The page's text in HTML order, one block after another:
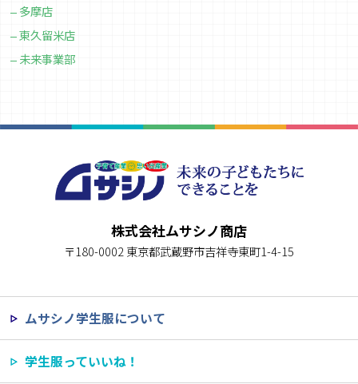
多摩店
東久留米店
未来事業部
株式会社ムサシノ商店
〒180-0002 東京都武蔵野市吉祥寺東町1-4-15
ムサシノ学生服について
学生服っていいね！